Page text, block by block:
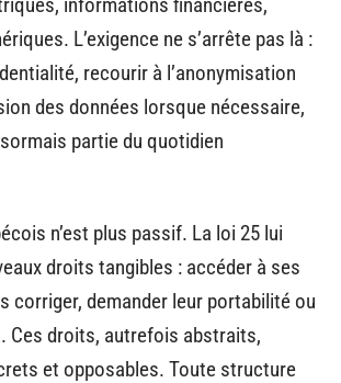
L’exigence ne s’arrête pas là :
recourir à l’anonymisation
des données lorsque nécessaire,
partie du quotidien
n’est plus passif. La loi 25 lui
droits tangibles : accéder à ses
corriger, demander leur portabilité ou
Ces droits, autrefois abstraits,
et opposables. Toute structure